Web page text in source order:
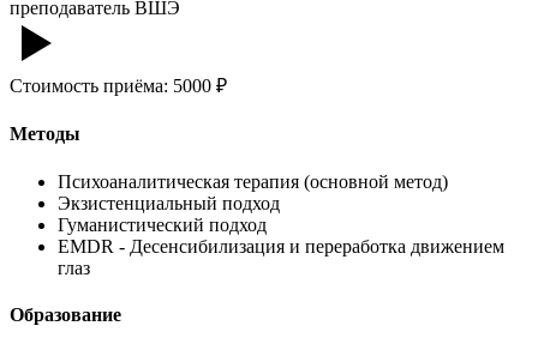
Стоимость приёма: 5000 ₽
Методы
Психоаналитическая терапия (основной метод)
Экзистенциальный подход
Гуманистический подход
EMDR - Десенсибилизация и переработка движением
глаз
Образование